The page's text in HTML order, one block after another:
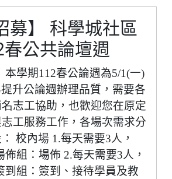
募】 科學城社區
公共論壇週
學期112春公論週為5/1(一)
升公論週辦理品質，需要各
志工協助，也歡迎您在原定
工服務工作，各場次需求分
校內場 1.每天需要3人，
佈組：場佈 2.每天需要3人，
到組：簽到、接待學員及教